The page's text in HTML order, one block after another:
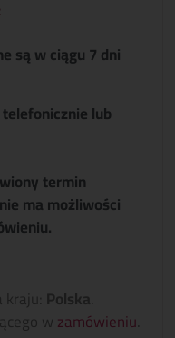
są w ciągu 7 dni
lub
termin
ma możliwości
Polska
wzamówieniu